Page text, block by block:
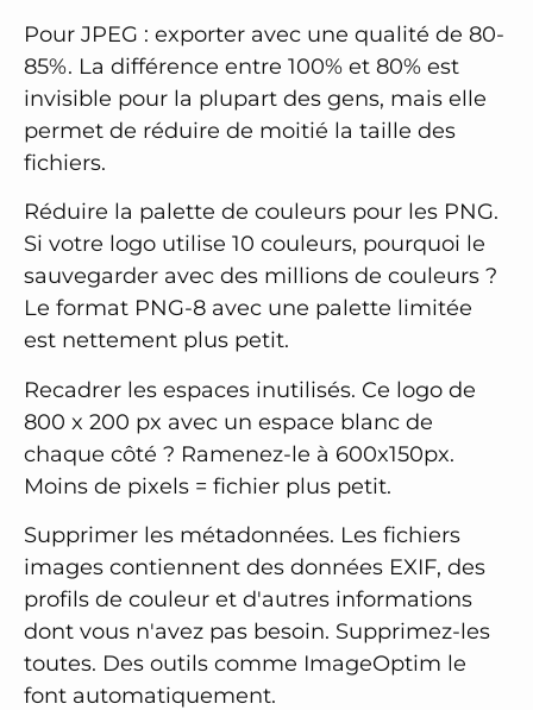
Pour JPEG : exporter avec une qualité de 80-
85%. La différence entre 100% et 80% est
invisible pour la plupart des gens, mais elle
permet de réduire de moitié la taille des
fichiers.
Réduire la palette de couleurs pour les PNG.
Si votre logo utilise 10 couleurs, pourquoi le
sauvegarder avec des millions de couleurs ?
Le format PNG-8 avec une palette limitée
est nettement plus petit.
Recadrer les espaces inutilisés. Ce logo de
800 x 200 px avec un espace blanc de
chaque côté ? Ramenez-le à 600x150px.
Moins de pixels = fichier plus petit.
Supprimer les métadonnées. Les fichiers
images contiennent des données EXIF, des
profils de couleur et d'autres informations
dont vous n'avez pas besoin. Supprimez-les
toutes. Des outils comme ImageOptim le
font automatiquement.